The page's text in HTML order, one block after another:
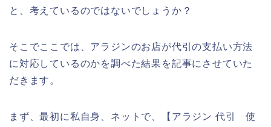
と、考えているのではないでしょうか？
そこでここでは、アラジンのお店が代引の支払い方法
に対応しているのかを調べた結果を記事にさせていた
だきます。
まず、最初に私自身、ネットで、【アラジン 代引 使